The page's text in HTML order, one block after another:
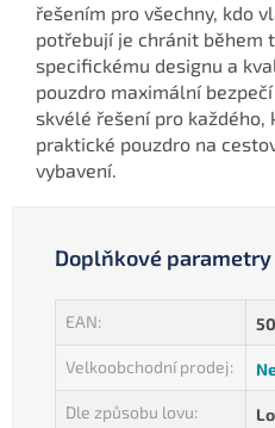
řešením pro všechny, kdo
potřebují je chránit během
specifickému designu a
pouzdro maximální
skvélé řešení pro každého,
praktické pouzdro na
vybavení.
Doplňkové parametry
EAN:
Velkoobchodní prodej:
Dle způsobu lovu: